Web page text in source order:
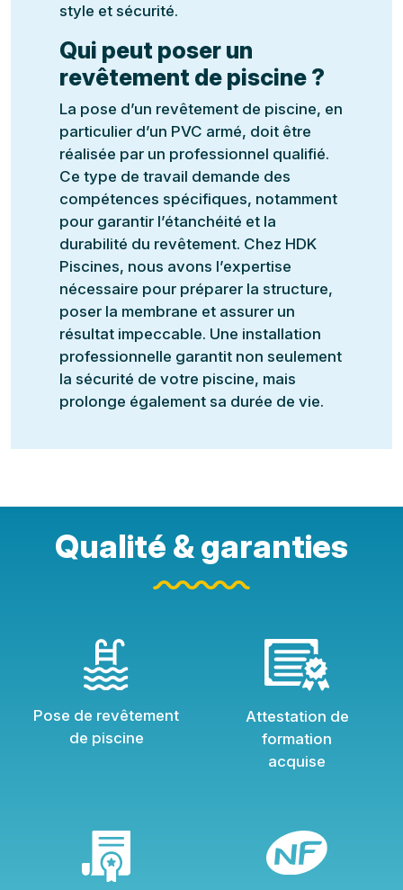
style et sécurité.
Qui peut poser un
revêtement de piscine ?
La pose d’un revêtement de piscine, en
particulier d’un PVC armé, doit être
réalisée par un professionnel qualifié.
Ce type de travail demande des
compétences spécifiques, notamment
pour garantir l’étanchéité et la
durabilité du revêtement. Chez HDK
Piscines, nous avons l’expertise
nécessaire pour préparer la structure,
poser la membrane et assurer un
résultat impeccable. Une installation
professionnelle garantit non seulement
la sécurité de votre piscine, mais
prolonge également sa durée de vie.
Qualité & garanties
Pose de revêtement
de piscine
Attestation de
formation
acquise